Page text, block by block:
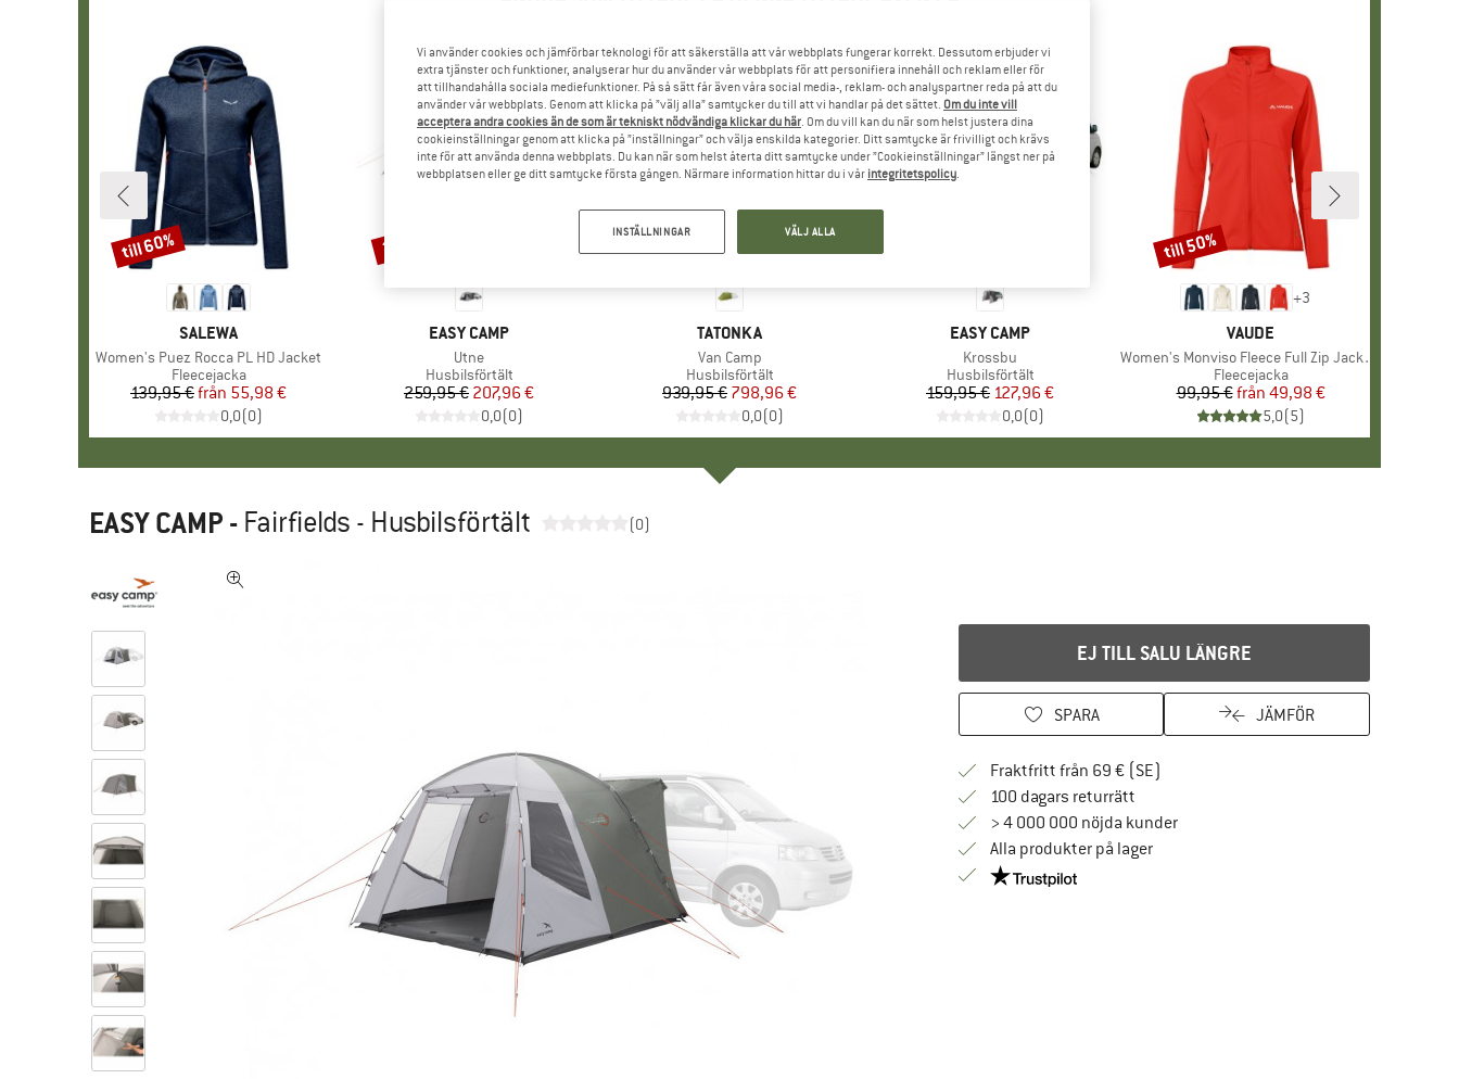
VARUMÄRKE
SALEWA
Produkter
Women's Puez Rocca PL HD Jacket
Produktgrupp
Fleecejacka
Pris
139,95 € Reducerat pris
från 55,98 €
0,0(0)
Rabatt
till 60%
VARUMÄRKE
EASY CAMP
Produkter
Utne
Produktgrupp
Husbilsförtält
Pris
259,95 €Reducerat pris
207,96 €
0,0(0)
Rabatt
20%
VARUMÄRKE
TATONKA
Produkter
Van Camp
Produktgrupp
Husbilsförtält
Pris
939,95 € Reducerat pris
798,96 €
0,0(0)
15%
VARUMÄRKE
EASY CAMP
Produkter
Krossbu
Produktgrupp
Husbilsförtält
Pris
159,95 €Reducerat pris
127,96 €
0,0(0)
+3
VARUMÄRKE
VAUDE
Produkter
Women's Monviso Fleece Full Zip Jacket II
Produktgrupp
Fleecejacka
Pris
99,95 € Reducerat pris
från 49,98 €
5,0(5)
Rabatt
till 50%
EASY CAMP - Fairfields - Husbilsförtält (0)
EJ TILL SALU LÄNGRE
SPARA JÄMFÖR
Fraktfritt från 69 € (SE)
100 dagars returrättGå till returpolicyn här Öppnas i en inforuta
> 4 000 000 nöjda kunder
Alla produkter på lager
Trust Pilot-garanti - hitta all information här!
Vi använder cookies och jämförbar teknologi för att säkerställa att vår webbplats fungerar korrekt. Dessutom erbjuder vi
extra tjänster och funktioner, analyserar hur du använder vår webbplats för att personifiera innehåll och reklam eller för
att tillhandahålla sociala mediefunktioner. På så sätt får även våra social media-, reklam- och analyspartner reda på att du
använder vår webbplats. Genom att klicka på ”välj alla” samtycker du till att vi handlar på det sättet. Om du inte vill
acceptera andra cookies än de som är tekniskt nödvändiga klickar du här. Om du vill kan du när som helst justera dina
cookieinställningar genom att klicka på ”inställningar” och välja enskilda kategorier. Ditt samtycke är frivilligt och krävs
inte för att använda denna webbplats. Du kan när som helst återta ditt samtycke under ”Cookieinställningar” längst ner på
webbplatsen eller ge ditt samtycke första gången. Närmare information hittar du i vår integritetspolicy.
INSTÄLLNINGAR VÄLJ ALLA